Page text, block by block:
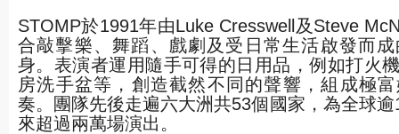
STOMP於1991年由Luke Cresswell及Steve
合敲擊樂、舞蹈、 戲劇及受日常生活啟發而
身。 表演者運用隨手可得的日用品，例如打火
房洗手盆等，創造截然不同的聲響，組成極
奏。 團隊先後走遍六大洲共53個國家，為全球
來超過兩萬場演出。